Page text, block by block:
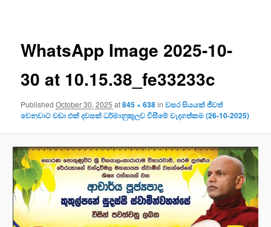
WhatsApp Image 2025-10-
30 at 10.15.38_fe33233c
PublishedOctober 30, 2025 at845 × 638inවසර සියයක් ජීවත්
වෙනවාට වඩා එක් දවසක් ධර්මානුකූලව විසීමේ වැදගත්කම (26-10-2025)